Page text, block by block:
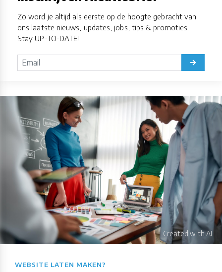
Zo word je altijd als eerste op de hoogte gebracht van
ons laatste nieuws, updates, jobs, tips & promoties.
Stay UP-TO-DATE!
WEBSITE LATEN MAKEN?​​​​​​​​​​​​​​